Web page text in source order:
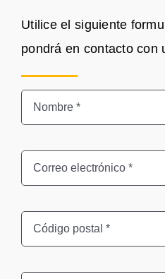
Utilice el siguiente
pondrá en contacto con